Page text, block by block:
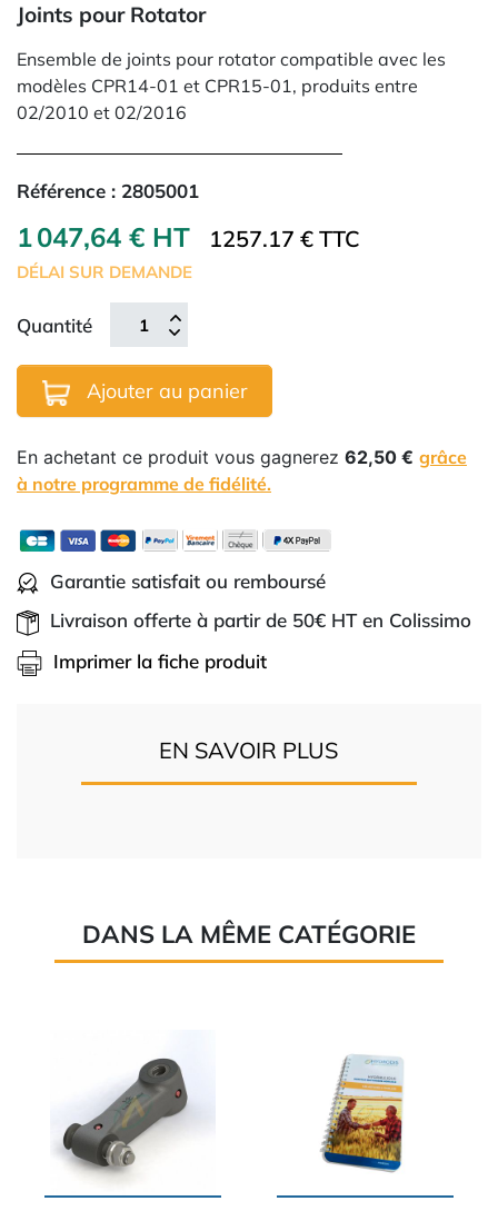
Joints pour Rotator
Ensemble de joints pour rotator compatible avec les
modèles CPR14-01 et CPR15-01, produits entre
02/2010 et 02/2016
Référence : 2805001
1 047,64 € HT 1257.17 € TTC
DÉLAI SUR DEMANDE
Quantité
Ajouter au panier
En achetant ce produit vous gagnerez 62,50 € grâce
à notre programme de fidélité.
Garantie satisfait ou remboursé
Livraison offerte à partir de 50€ HT en Colissimo
Imprimer la fiche produit
EN SAVOIR PLUS
DANS LA MÊME CATÉGORIE